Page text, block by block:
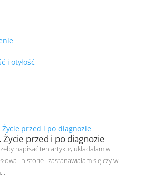
i otyłość
Życie przed i po diagnozie
napisać ten artykuł, układałam w
i historie i zastanawiałam się czy w